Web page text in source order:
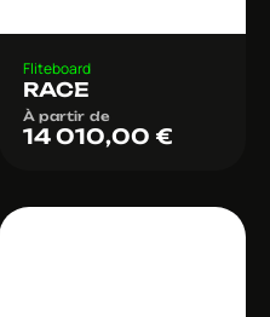
Fliteboard
RACE
À partir de
14 010,00 €